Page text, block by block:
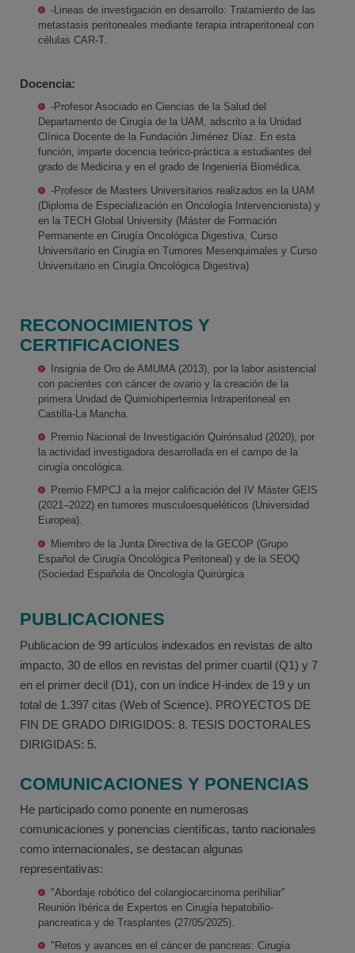
-Lineas de investigación en desarrollo: Tratamiento de las
metastasis peritoneales mediante terapia intraperitoneal con
células CAR-T.
Docencia:
-Profesor Asociado en Ciencias de la Salud del
Departamento de Cirugía de la UAM, adscrito a la Unidad
Clínica Docente de la Fundación Jiménez Díaz. En esta
función, imparte docencia teórico-práctica a estudiantes del
grado de Medicina y en el grado de Ingeniería Biomédica.
-Profesor de Masters Universitarios realizados en la UAM
(Diploma de Especialización en Oncología Intervencionista) y
en la TECH Global University (Máster de Formación
Permanente en Cirugía Oncológica Digestiva, Curso
Universitario en Cirugía en Tumores Mesenquimales y Curso
Universitario en Cirugía Oncológica Digestiva)
RECONOCIMIENTOS Y
CERTIFICACIONES
Insignia de Oro de AMUMA (2013), por la labor asistencial
con pacientes con cáncer de ovario y la creación de la
primera Unidad de Quimiohipertermia Intraperitoneal en
Castilla-La Mancha.
Premio Nacional de Investigación Quirónsalud (2020), por
la actividad investigadora desarrollada en el campo de la
cirugía oncológica.
Premio FMPCJ a la mejor calificación del IV Máster GEIS
(2021–2022) en tumores musculoesqueléticos (Universidad
Europea).
Miembro de la Junta Directiva de la GECOP (Grupo
Español de Cirugía Oncológica Peritoneal) y de la SEOQ
(Sociedad Española de Oncología Quirúrgica
PUBLICACIONES
Publicacion de 99 artículos indexados en revistas de alto
impacto, 30 de ellos en revistas del primer cuartil (Q1) y 7
en el primer decil (D1), con un índice H-index de 19 y un
total de 1.397 citas (Web of Science). PROYECTOS DE
FIN DE GRADO DIRIGIDOS: 8. TESIS DOCTORALES
DIRIGIDAS: 5.
COMUNICACIONES Y PONENCIAS
He participado como ponente en numerosas
comunicaciones y ponencias científicas, tanto nacionales
como internacionales, se destacan algunas
representativas:
"Abordaje robótico del colangiocarcinoma perihiliar"
Reunión Ibérica de Expertos en Cirugía hepatobilio-
pancreatica y de Trasplantes (27/05/2025).
"Retos y avances en el cáncer de pancreas: Cirugía